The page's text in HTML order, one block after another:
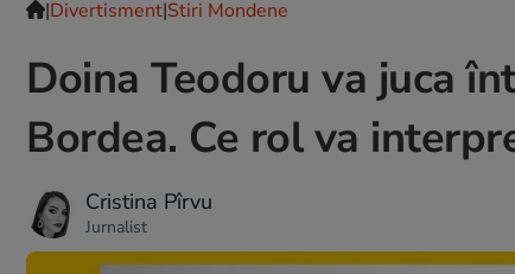
|Divertisment|Stiri Mondene
Doina Teodoru va juca
Bordea. Ce rol va
Cristina Pîrvu
Jurnalist